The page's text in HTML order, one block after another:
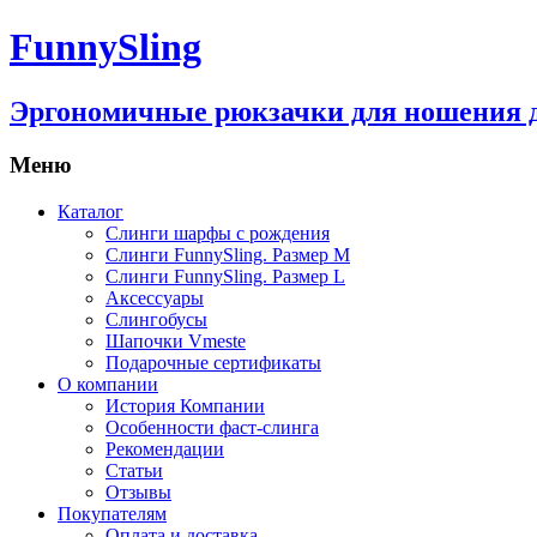
FunnySling
Эргономичные рюкзачки для ношения
Меню
Каталог
Слинги шарфы с рождения
Слинги FunnySling. Размер M
Слинги FunnySling. Размер L
Аксессуары
Слингобусы
Шапочки Vmeste
Подарочные сертификаты
О компании
История Компании
Особенности фаст-слинга
Рекомендации
Статьи
Отзывы
Покупателям